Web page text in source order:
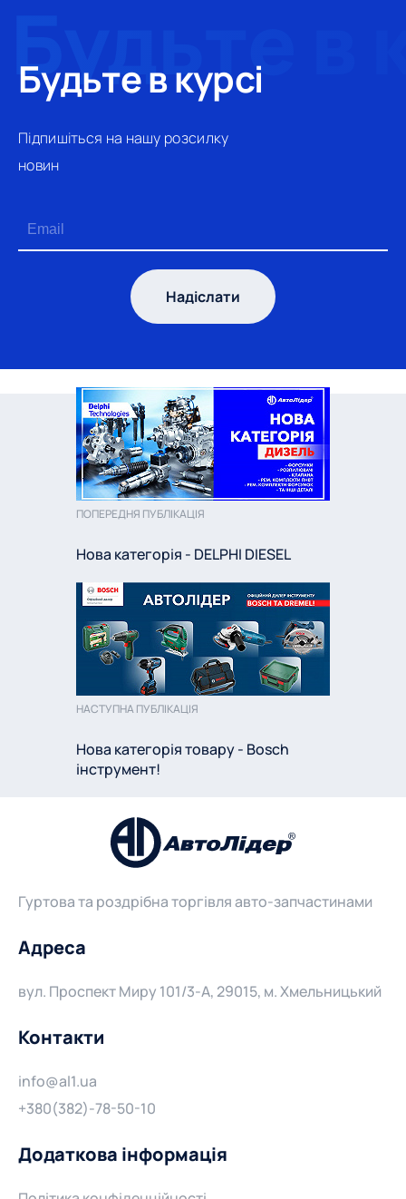
Будьте в курсі
Підпишіться на нашу розсилку
новин
Надіслати
ПОПЕРЕДНЯ ПУБЛІКАЦІЯ
Нова категорія - DELPHI DIESEL
НАСТУПНА ПУБЛІКАЦІЯ
Нова категорія товару - Bosch
інструмент!
Гуртова та роздрібна торгівля авто-запчастинами
Адреса
вул. Проспект Миру 101/3-А, 29015, м. Хмельницький
Контакти
info@al1.ua
+380(382)-78-50-10
Додаткова інформація